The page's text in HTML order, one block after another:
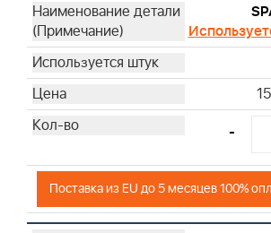
-
Поставка из EU до 5 месяцев 100%